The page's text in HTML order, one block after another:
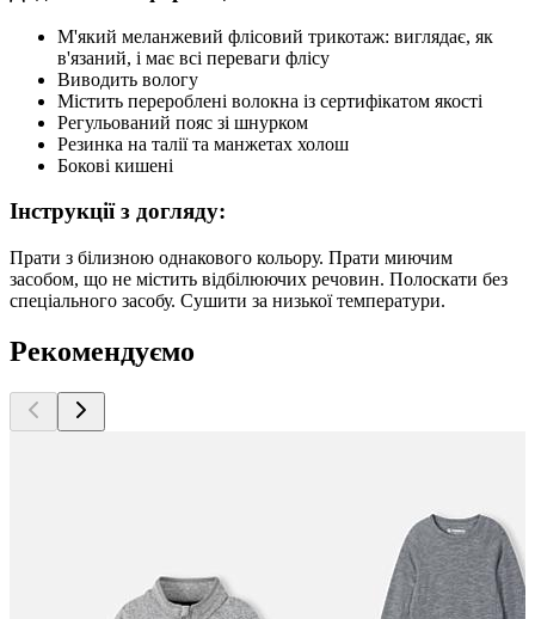
М'який меланжевий флісовий трикотаж: виглядає, як
в'язаний, і має всі переваги флісу
Виводить вологу
Містить перероблені волокна із сертифікатом якості
Регульований пояс зі шнурком
Резинка на талії та манжетах холош
Бокові кишені
Інструкції з догляду:
Прати з білизною однакового кольору. Прати миючим
засобом, що не містить відбілюючих речовин. Полоскати без
спеціального засобу. Сушити за низької температури.
Рекомендуємо